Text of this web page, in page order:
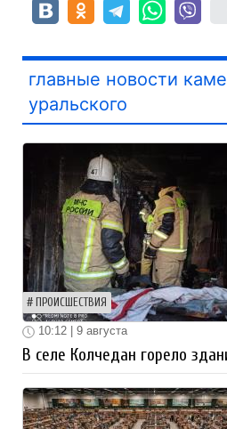
главные новости
уральского
ПРОИСШЕСТВИЯ
10:12 | 9 августа
В селе Колчедан горело